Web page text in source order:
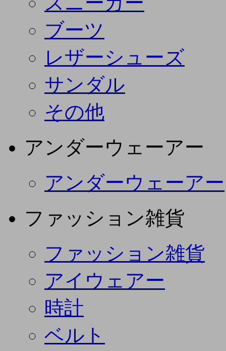
ブーツ
レザーシューズ
サンダル
その他
アンダーウェーアー
アンダーウェーアー
ファッション雑貨
ファッション雑貨
アイウェアー
時計
ベルト